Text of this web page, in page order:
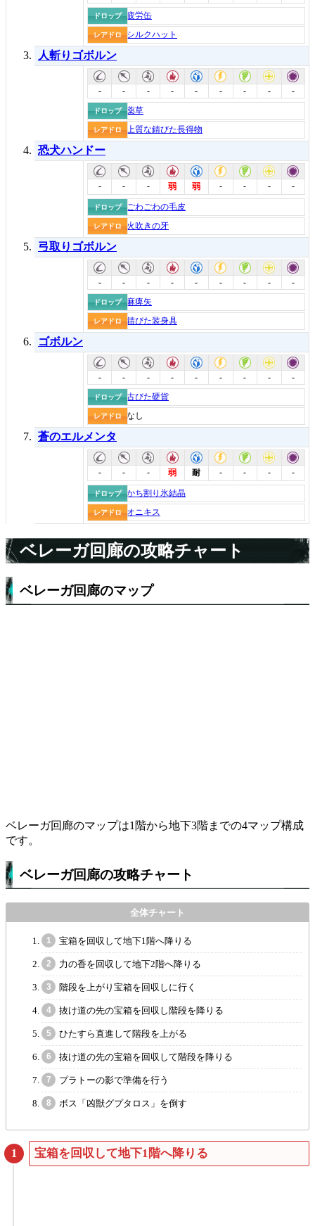
ドロップ 疲労缶
レアドロ シルクハット
人斬りゴボルン
- - - - - - - - -
ドロップ 薬草
レアドロ 上質な錆びた長得物
恐犬ハンドー
- - - 弱 弱 - - - -
ドロップ ごわごわの毛皮
レアドロ 火吹きの牙
弓取りゴボルン
- - - - - - - - -
ドロップ 麻痺矢
レアドロ 錆びた装身具
ゴボルン
- - - - - - - - -
ドロップ 古びた硬貨
レアドロ なし
蒼のエルメンタ
- - - 弱 耐 - - - -
ドロップ かち割り氷結晶
レアドロ オニキス
ベレーガ回廊の攻略チャート
ベレーガ回廊のマップ
ベレーガ回廊のマップは1階から地下3階までの4マップ構成
です。
ベレーガ回廊の攻略チャート
宝箱を回収して地下1階へ降りる
力の香を回収して地下2階へ降りる
階段を上がり宝箱を回収しに行く
抜け道の先の宝箱を回収し階段を降りる
ひたすら直進して階段を上がる
抜け道の先の宝箱を回収して階段を降りる
プラトーの影で準備を行う
ボス「凶獣グプタロス」を倒す
宝箱を回収して地下1階へ降りる